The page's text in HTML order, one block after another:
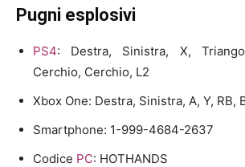
Pugni esplosivi
PS4: Destra, Sinistra, X,
Cerchio, Cerchio, L2
Xbox One: Destra, Sinistra, A, Y, RB,
Smartphone: 1-999-4684-2637
Codice PC: HOTHANDS